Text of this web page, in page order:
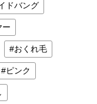
ドバング
ー
おくれ毛
ピンク